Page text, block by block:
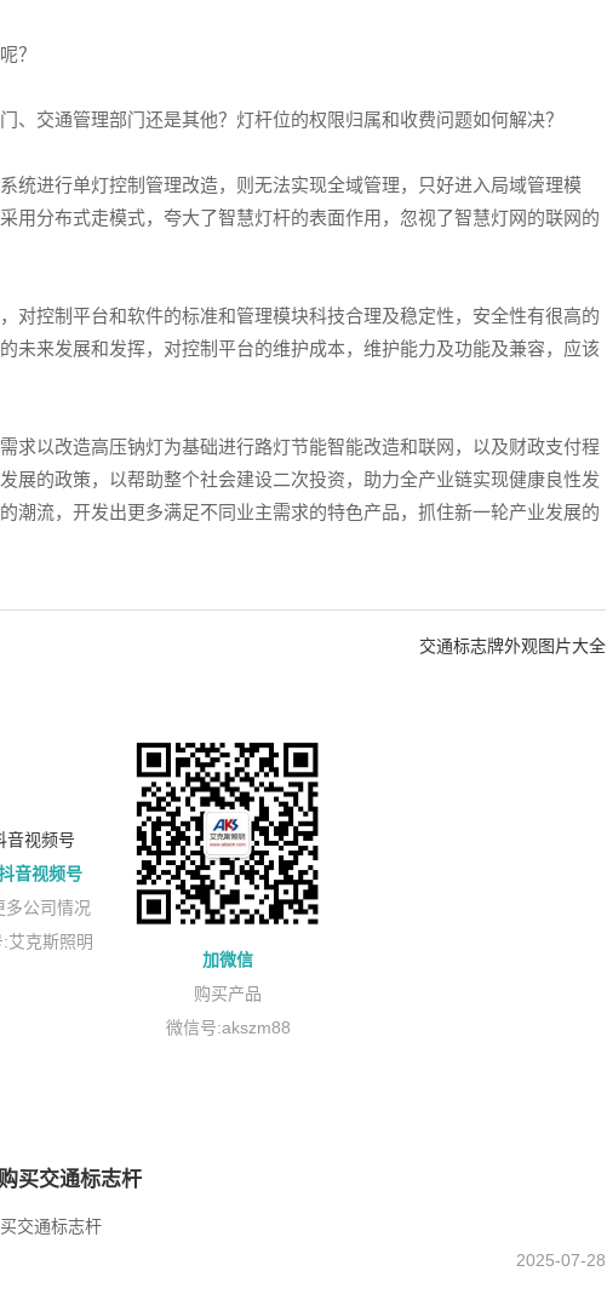
？
、交通管理部门还是其他？灯杆位的权限归属和收费问题如何解决？
统进行单灯控制管理改造，则无法实现全域管理，只好进入局域管理模
用分布式走模式，夸大了智慧灯杆的表面作用，忽视了智慧灯网的联网的
对控制平台和软件的标准和管理模块科技合理及稳定性，安全性有很高的
未来发展和发挥，对控制平台的维护成本，维护能力及功能及兼容，应该
求以改造高压钠灯为基础进行路灯节能智能改造和联网，以及财政支付程
展的政策，以帮助整个社会建设二次投资，助力全产业链实现健康良性发
潮流，开发出更多满足不同业主需求的特色产品，抓住新一轮产业发展的
交通标志牌外观图片大全
音视频号
多公司情况
艾克斯照明
加微信
购买产品
微信号:akszm88
买交通标志杆
交通标志杆
2025-07-28